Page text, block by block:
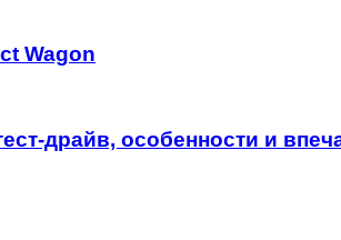
Wagon
драйв, особенности и